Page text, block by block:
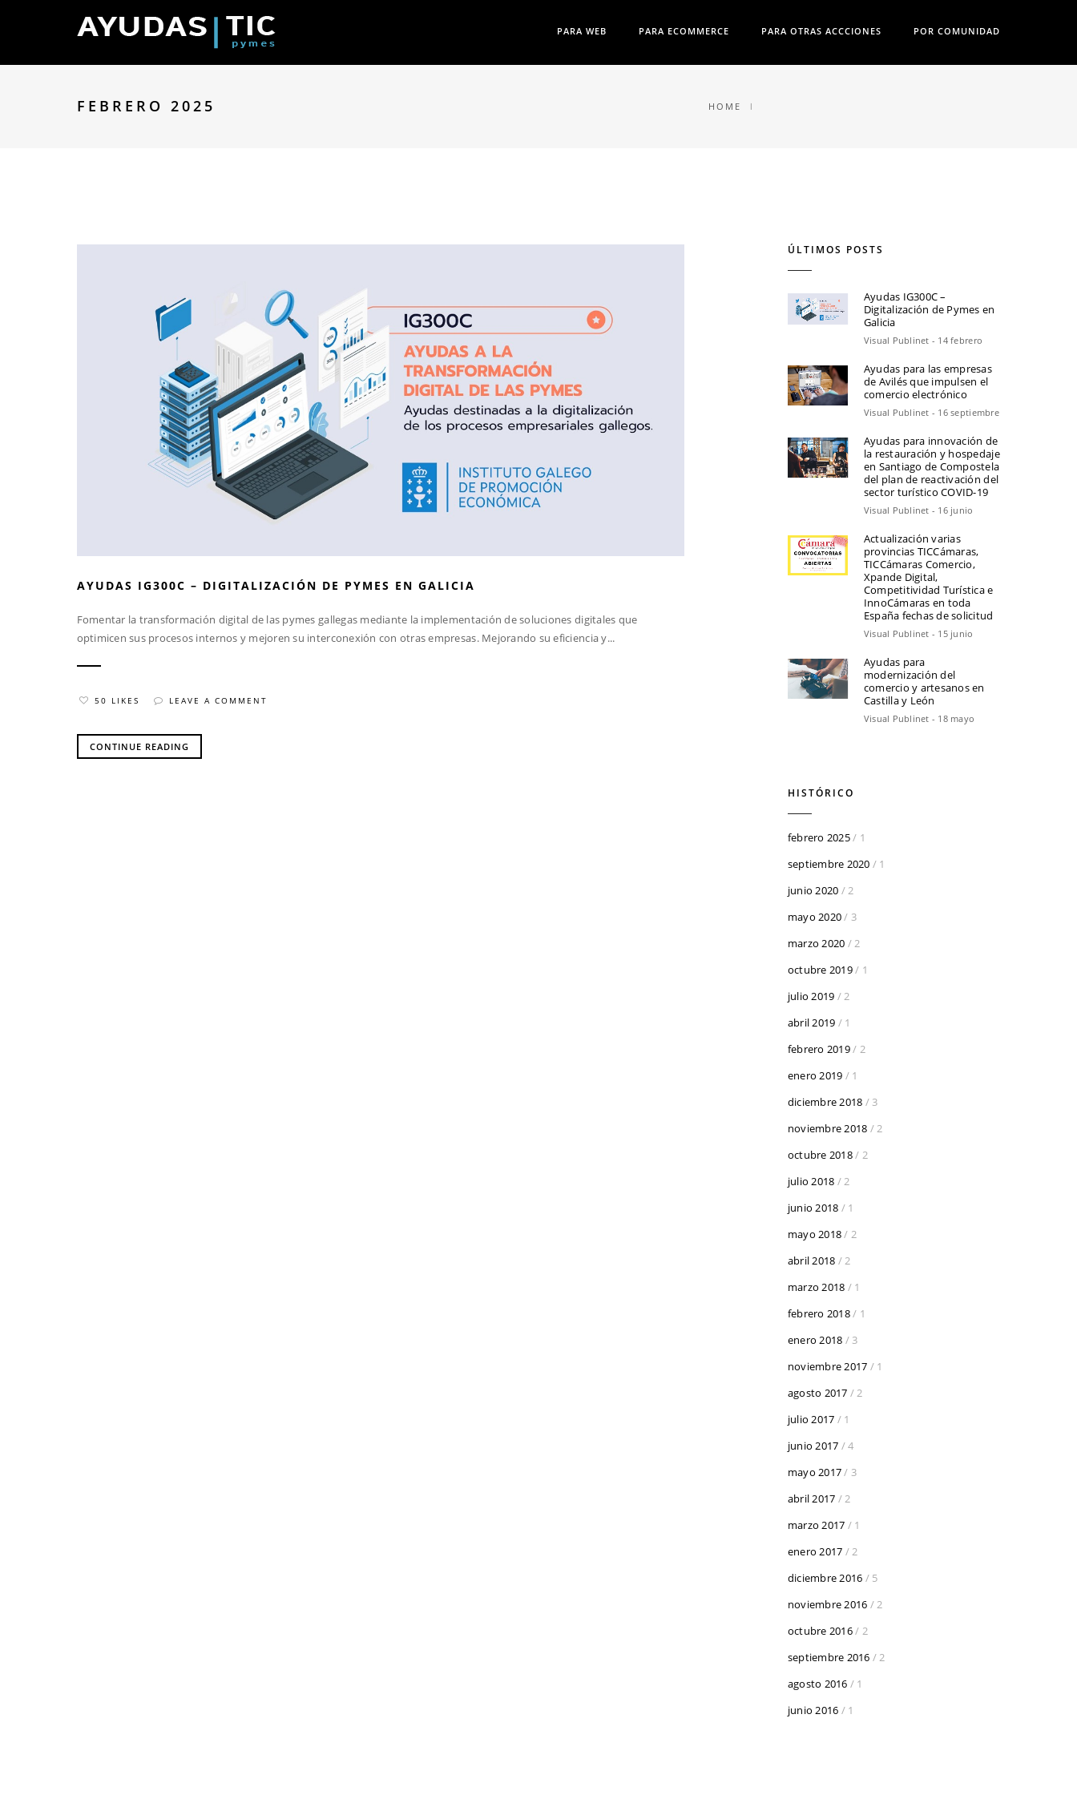
PARA WEB PARA ECOMMERCE PARA OTRAS ACCCIONES POR COMUNIDAD
FEBRERO 2025 HOME
AYUDAS IG300C – DIGITALIZACIÓN DE PYMES EN GALICIA
Fomentar la transformación digital de las pymes gallegas mediante la implementación de soluciones digitales que
optimicen sus procesos internos y mejoren su interconexión con otras empresas. Mejorando su eficiencia y...
50 LIKES LEAVE A COMMENT
CONTINUE READING
ÚLTIMOS POSTS
Ayudas IG300C –
Digitalización de Pymes en
Galicia
Visual Publinet - 14 febrero
Ayudas para las empresas
de Avilés que impulsen el
comercio electrónico
Visual Publinet - 16 septiembre
Ayudas para innovación de
la restauración y hospedaje
en Santiago de Compostela
del plan de reactivación del
sector turístico COVID-19
Visual Publinet - 16 junio
Actualización varias
provincias TICCámaras,
TICCámaras Comercio,
Xpande Digital,
Competitividad Turística e
InnoCámaras en toda
España fechas de solicitud
Visual Publinet - 15 junio
Ayudas para
modernización del
comercio y artesanos en
Castilla y León
Visual Publinet - 18 mayo
HISTÓRICO
febrero 2025/ 1
septiembre 2020 / 1
junio 2020 / 2
mayo 2020/ 3
marzo 2020 / 2
octubre 2019/ 1
julio 2019 / 2
abril 2019 / 1
febrero 2019/ 2
enero 2019 / 1
diciembre 2018 / 3
noviembre 2018 / 2
octubre 2018/ 2
julio 2018 / 2
junio 2018 / 1
mayo 2018/ 2
abril 2018 / 2
marzo 2018 / 1
febrero 2018/ 1
enero 2018 / 3
noviembre 2017 / 1
agosto 2017 / 2
julio 2017 / 1
junio 2017 / 4
mayo 2017/ 3
abril 2017 / 2
marzo 2017 / 1
enero 2017 / 2
diciembre 2016 / 5
noviembre 2016 / 2
octubre 2016/ 2
septiembre 2016 / 2
agosto 2016 / 1
junio 2016 / 1